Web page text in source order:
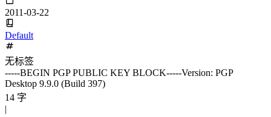
2011-03-22
Default
无标签
-----BEGIN PGP PUBLIC KEY BLOCK-----Version: PGP
Desktop 9.9.0 (Build 397)
14 字
|